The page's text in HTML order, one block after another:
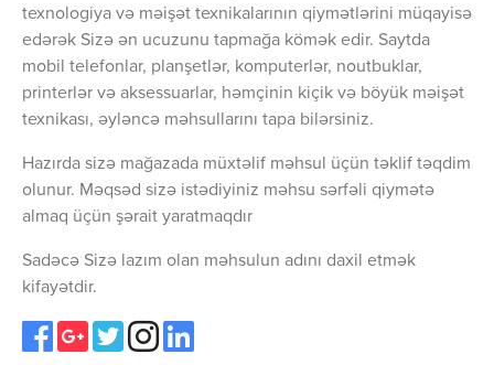
texnologiya və məişət texnikalarının qiymətlərini müqayisə
edərək Sizə ən ucuzunu tapmağa kömək edir. Saytda
mobil telefonlar, planşetlər, komputerlər, noutbuklar,
printerlər və aksessuarlar, həmçinin kiçik və böyük məişət
texnikası, əyləncə məhsullarını tapa bilərsiniz.
Hazırda sizə mağazada müxtəlif məhsul üçün təklif təqdim
olunur. Məqsəd sizə istədiyiniz məhsu sərfəli qiymətə
almaq üçün şərait yaratmaqdır
Sadəcə Sizə lazım olan məhsulun adını daxil etmək
kifayətdir.